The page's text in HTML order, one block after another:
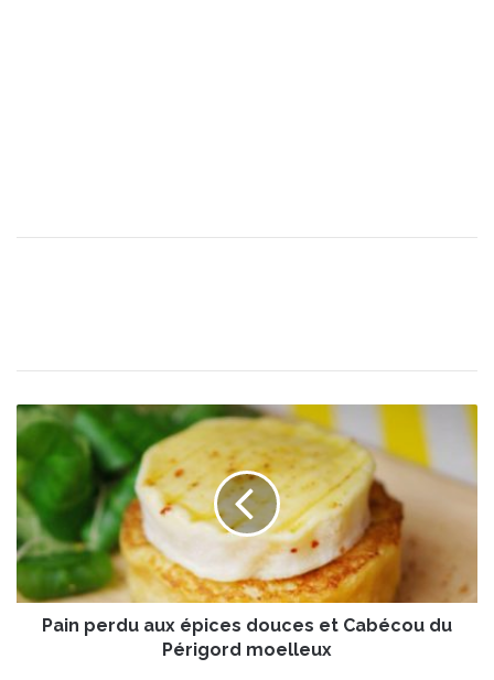
P
a
i
n
e
r
u
Pain perdu aux épices douces et Cabécou du
Périgord moelleux